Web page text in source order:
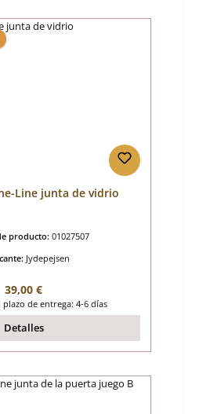
Line junta de vidrio
producto: 01027507
Jydepejsen
Precio normal:
39,00 €
de entrega: 4-6 días
Detalles